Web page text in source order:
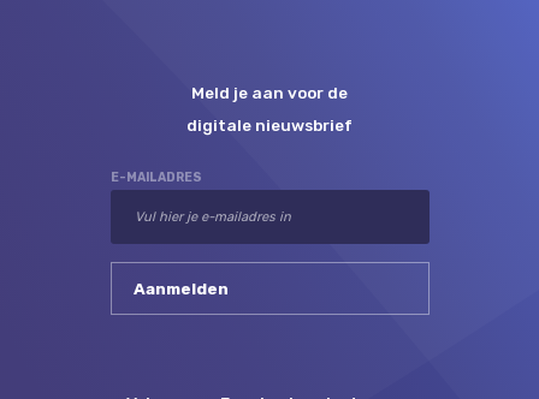
Meld je aan voor de
digitale nieuwsbrief
E-MAILADRES